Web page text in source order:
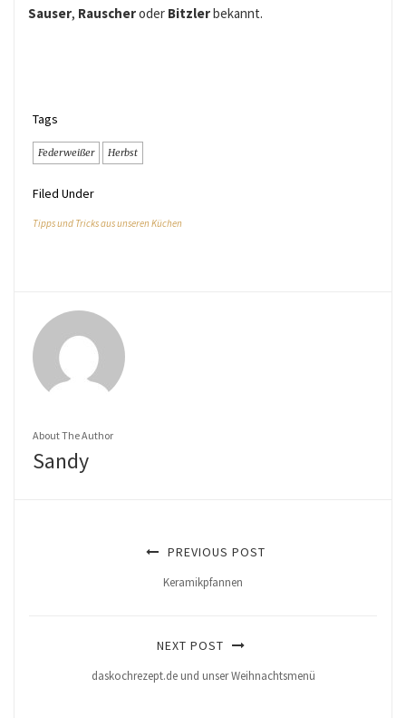
Sauser, Rauscheroder Bitzlerbekannt.
Tags
Federweißer Herbst
Filed Under
Tipps und Tricks aus unseren Küchen
About The Author
Sandy
PREVIOUS POST
Keramikpfannen
NEXT POST
daskochrezept.de und unser Weihnachtsmenü